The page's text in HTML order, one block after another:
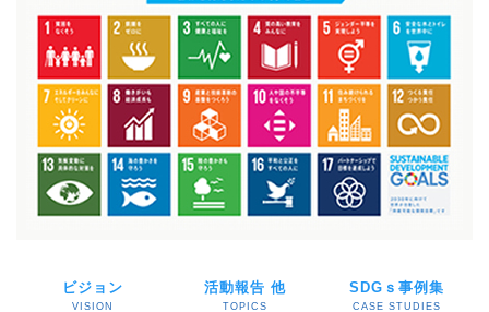
ビジョン
VISION
活動報告 他
TOPICS
SDGｓ事例集
CASE STUDIES